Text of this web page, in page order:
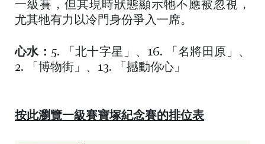
一級賽，但其現時狀態顯示牠不應被忽視，
尤其牠有力以冷門身份爭入一席。
心水： 5. 「北十字星」、16. 「名將田原」、
2. 「博物街」、13. 「撼動你心」
按此瀏覽一級賽寶塚紀念賽的排位表